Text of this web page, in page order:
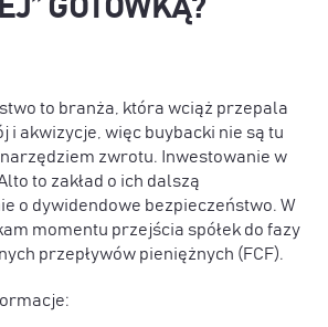
GOTÓWKĄ?
to branża, która wciąż przepala
i akwizycje, więc buybacki nie są tu
narzędziem zwrotu. Inwestowanie w
to zakład o ich dalszą
o dywidendowe bezpieczeństwo. W
momentu przejścia spółek do fazy
przepływów pieniężnych (FCF).